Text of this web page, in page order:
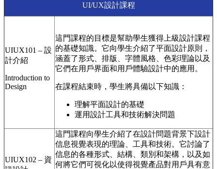
UI/UX設計課程
UIUX101 – 設
計介紹
Introduction to
Design
這門課程的目標是幫助學生獲得上級設計課程
的基礎知識。它向學生介紹了平面設計原則，
涵蓋了形式、排版、字體風格、色彩理論以及
它們在用戶界面和用戶體驗設計中的應用。
在課程結束時，學生將具備以下知識：
理解平面設計的基礎
運用設計工具和技術解決問題
UIUX102 – 資
這門課程向學生介紹了在設計問題背景下設計
信息視覺表現的理論、工具和技術。它討論了
信息的各種形式、結構、類別和架構，以及如
何將它們可視化以使得視覺產品對用戶具有意